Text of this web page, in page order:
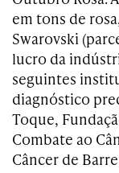
em tons de
Swarovski
lucro da
seguintes
diagnóstico
Toque,
Combate ao
Câncer de